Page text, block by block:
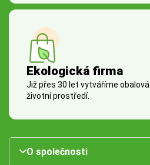
Ekologická firma
Již přes 30 let vytváříme
životní prostředí.
O společnosti